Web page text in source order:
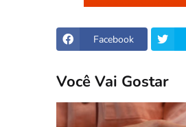
Facebook
Você Vai Gostar